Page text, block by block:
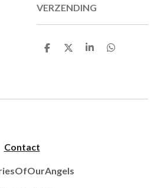
VERZENDING
D
D
S
D
Contact